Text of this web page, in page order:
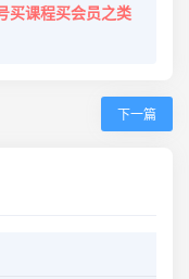
买课程买会员之类
下一篇